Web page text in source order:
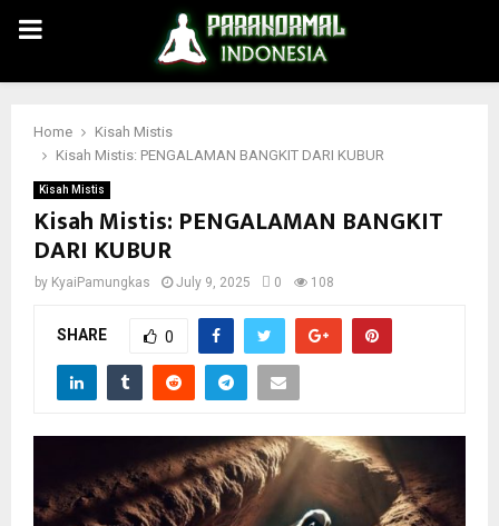
PRIMARY
MENU
Home
Kisah Mistis
Kisah Mistis: PENGALAMAN BANGKIT DARI KUBUR
Kisah Mistis
Kisah Mistis: PENGALAMAN BANGKIT
DARI KUBUR
by KyaiPamungkas July 9, 2025 0 108
SHARE 0